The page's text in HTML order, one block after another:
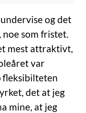
og det
som fristet.
mest attraktivt,
var
fleksibilteten
det at jeg
mine, at jeg